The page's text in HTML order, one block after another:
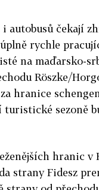
autobusů čekají
rychle
na maďarsko-
Röszke/
hranice
turistické sezoně
hranic v
strany Fidesz